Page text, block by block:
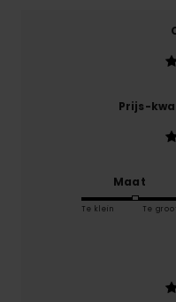
Prijs-
Maat
Te klein Te